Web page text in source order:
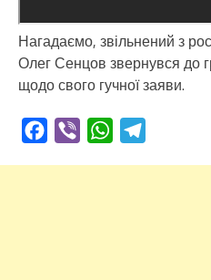
Нагадаємо, звільнений з
Олег Сенцов звернувся до
щодо свого гучної заяви.
Facebook
Viber WhatsApp